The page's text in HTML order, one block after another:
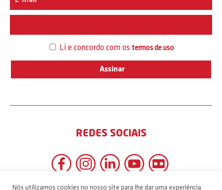
Li e concordo com os termos de uso
REDES SOCIAIS
Nós utilizamos cookies no nosso site para lhe dar uma experiência